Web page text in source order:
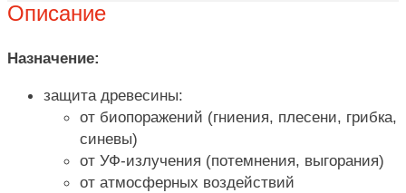
Описание
Назначение:
защита древесины:
от биопоражений (гниения, плесени, грибка,
синевы)
от УФ-излучения (потемнения, выгорания)
от атмосферных воздействий